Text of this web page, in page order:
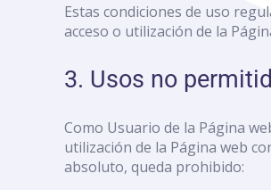
Estas condiciones de uso
acceso o utilización de la
3. Usos no
Como Usuario de la Página
utilización de la Página web
absoluto, queda prohibido: